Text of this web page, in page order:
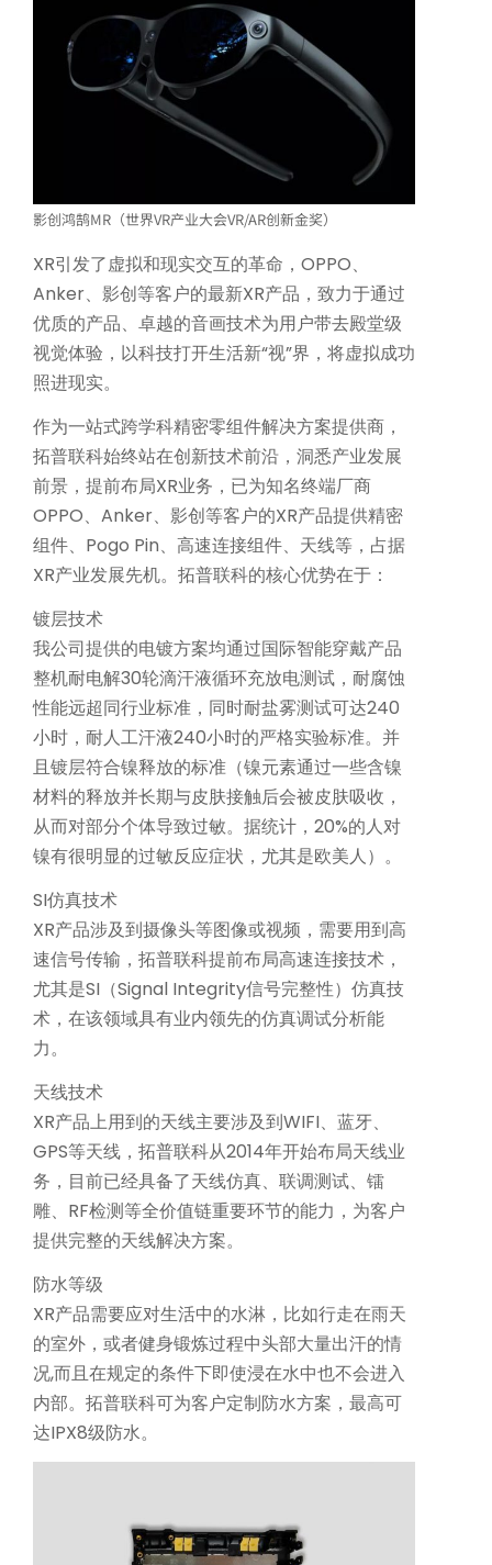
影创鸿鹄MR（世界VR产业大会VR/AR创新金奖）
XR引发了虚拟和现实交互的革命，OPPO、
Anker、影创等客户的最新XR产品，致力于通过
优质的产品、卓越的音画技术为用户带去殿堂级
视觉体验，以科技打开生活新“视”界，将虚拟成功
照进现实。
作为一站式跨学科精密零组件解决方案提供商，
拓普联科始终站在创新技术前沿，洞悉产业发展
前景，提前布局XR业务，已为知名终端厂商
OPPO、Anker、影创等客户的XR产品提供精密
组件、Pogo Pin、高速连接组件、天线等，占据
XR产业发展先机。拓普联科的核心优势在于：
镀层技术
我公司提供的电镀方案均通过国际智能穿戴产品
整机耐电解30轮滴汗液循环充放电测试，耐腐蚀
性能远超同行业标准，同时耐盐雾测试可达240
小时，耐人工汗液240小时的严格实验标准。并
且镀层符合镍释放的标准（镍元素通过一些含镍
材料的释放并长期与皮肤接触后会被皮肤吸收，
从而对部分个体导致过敏。据统计，20%的人对
镍有很明显的过敏反应症状，尤其是欧美人）。
SI仿真技术
XR产品涉及到摄像头等图像或视频，需要用到高
速信号传输，拓普联科提前布局高速连接技术，
尤其是SI（Signal Integrity信号完整性）仿真技
术，在该领域具有业内领先的仿真调试分析能
力。
天线技术
XR产品上用到的天线主要涉及到WIFI、蓝牙、
GPS等天线，拓普联科从2014年开始布局天线业
务，目前已经具备了天线仿真、联调测试、镭
雕、RF检测等全价值链重要环节的能力，为客户
提供完整的天线解决方案。
防水等级
XR产品需要应对生活中的水淋，比如行走在雨天
的室外，或者健身锻炼过程中头部大量出汗的情
况,而且在规定的条件下即使浸在水中也不会进入
内部。拓普联科可为客户定制防水方案，最高可
达IPX8级防水。